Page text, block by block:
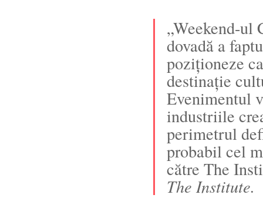
„Weekend-ul
dovadă a
poziționeze
destinație
Evenimentul
industriile
perimetrul
probabil cel
către The
The Institute.